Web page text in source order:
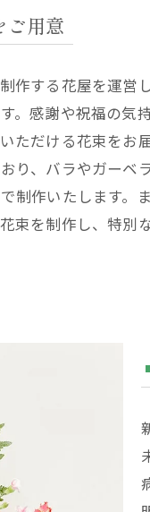
ご用意
作する花屋を運営
。感謝や祝福の気
ただける花束をお
り、バラやガーベ
制作いたします。
束を制作し、特別